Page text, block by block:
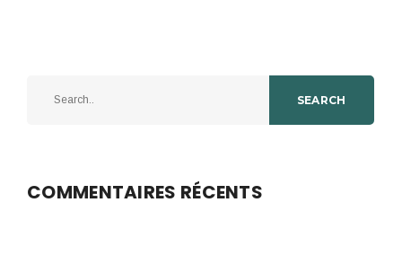
SEARCH
COMMENTAIRES RÉCENTS